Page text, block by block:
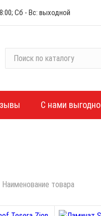
Сб - Вс: выходной
с
к
л
г
С нами выгодно
Наименование товара